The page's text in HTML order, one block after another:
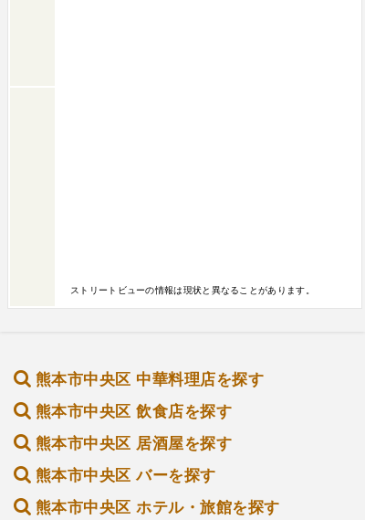
ストリートビューの情報は現状と異なることがあります。
熊本市中央区 中華料理店を探す
熊本市中央区 飲食店を探す
熊本市中央区 居酒屋を探す
熊本市中央区 バーを探す
熊本市中央区 ホテル・旅館を探す